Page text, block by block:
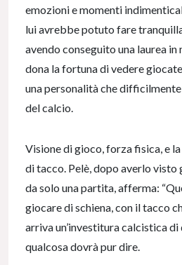
emozioni e momenti
lui avrebbe potuto fare
avendo conseguito una laurea in
dona la fortuna di vedere
una personalità che
del calcio.
Visione di gioco, forza fisica, e
di tacco. Pelè, dopo averlo visto
da solo una partita, afferma:
giocare di schiena, con il tacco
arriva un’investitura calcistica
qualcosa dovrà pur dire.